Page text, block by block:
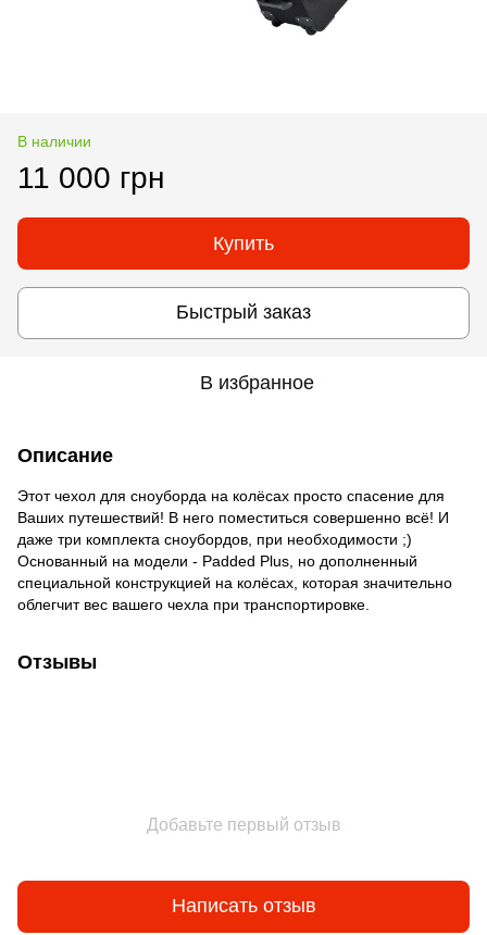
В наличии
11 000 грн
Купить
Быстрый заказ
В избранное
Описание
Этот чехол для сноуборда на колёсах просто спасение для
Ваших путешествий! В него поместиться совершенно всё! И
даже три комплекта сноубордов, при необходимости ;)
Основанный на модели - Padded Plus, но дополненный
специальной конструкцией на колёсах, которая значительно
облегчит вес вашего чехла при транспортировке.
Отзывы
Добавьте первый отзыв
Написать отзыв